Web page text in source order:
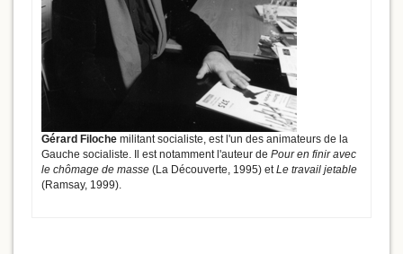
Gérard Filoche militant socialiste, est l'un des animateurs de la
Gauche socialiste. Il est notamment l'auteur de Pour en finir avec
le chômage de masse (La Découverte, 1995) etLe travail jetable
(Ramsay, 1999).